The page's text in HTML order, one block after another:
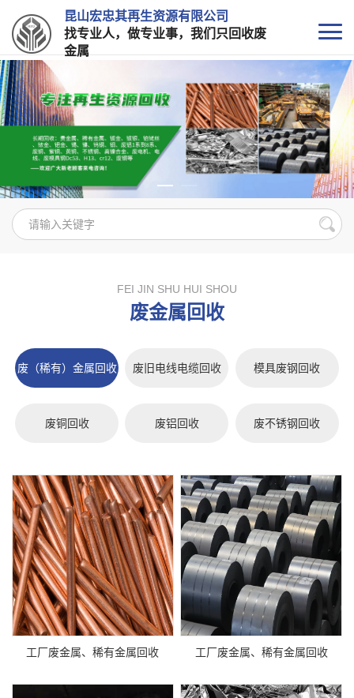
昆山宏忠其再生资源有限公司
找专业人，做专业事，我们只回收废
金属
FEI JIN SHU HUI SHOU
废金属回收
废（稀有）金属回收 废旧电线电缆回收 模具废钢回收
废铜回收 废铝回收 废不锈钢回收
工厂废金属、稀有金属回收 工厂废金属、稀有金属回收